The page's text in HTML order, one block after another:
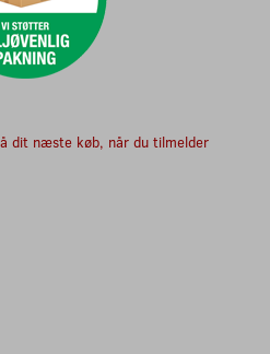
dit næste køb, når du tilmelder